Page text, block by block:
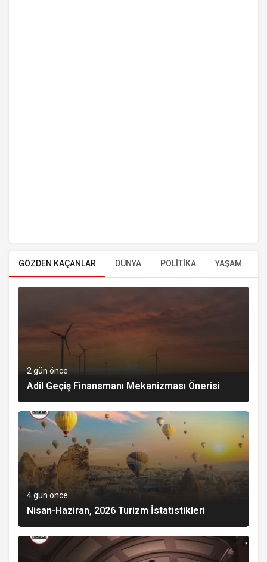
GÖZDEN KAÇANLAR DÜNYA POLİTİKA YAŞAM
2 gün önce
Adil Geçiş Finansmanı Mekanizması Önerisi
4 gün önce
Nisan-Haziran, 2026 Turizm İstatistikleri